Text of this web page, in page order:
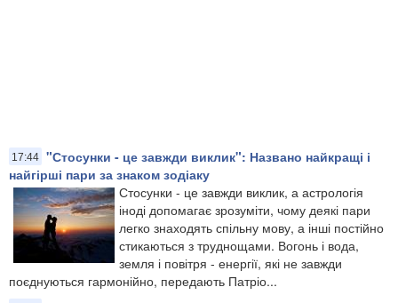
17:44 "Стосунки - це завжди виклик": Названо найкращі і
найгірші пари за знаком зодіаку
Стосунки - це завжди виклик, а астрологія
іноді допомагає зрозуміти, чому деякі пари
легко знаходять спільну мову, а інші постійно
стикаються з труднощами. Вогонь і вода,
земля і повітря - енергії, які не завжди
поєднуються гармонійно, передають Патріо...